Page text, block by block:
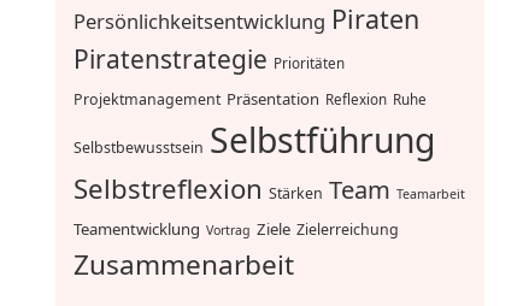
Persönlichkeitsentwicklung Piraten
Piratenstrategie Prioritäten
Projektmanagement Präsentation Reflexion Ruhe
Selbstbewusstsein Selbstführung
Selbstreflexion Stärken Team Teamarbeit
Teamentwicklung Vortrag Ziele Zielerreichung
Zusammenarbeit